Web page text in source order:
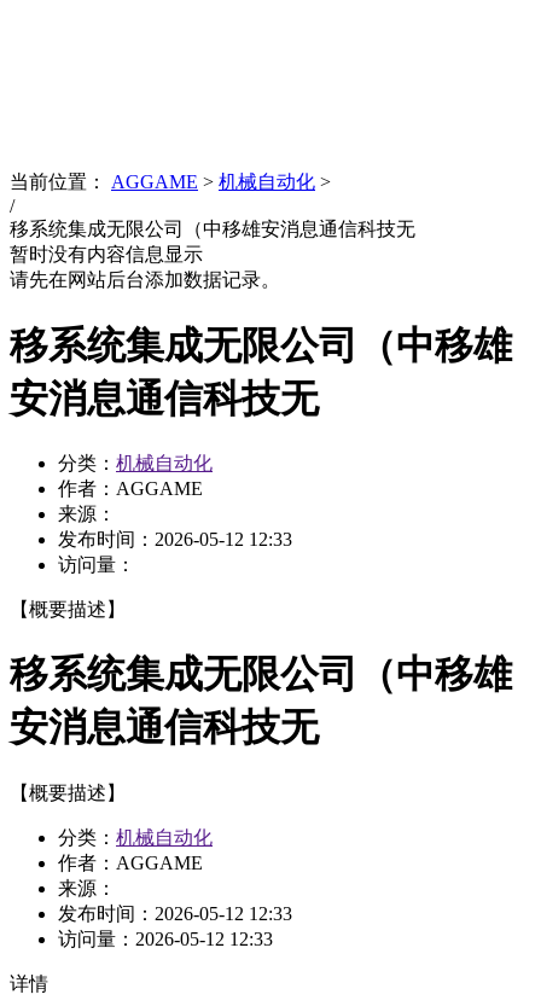
当前位置： AGGAME > 机械自动化 >
/
移系统集成无限公司（中移雄安消息通信科技无
暂时没有内容信息显示
请先在网站后台添加数据记录。
移系统集成无限公司（中移雄
安消息通信科技无
分类： 机械自动化
作者：AGGAME
来源：
发布时间： 2026-05-12 12:33
访问量：
【概要描述】
移系统集成无限公司（中移雄
安消息通信科技无
【概要描述】
分类： 机械自动化
作者：AGGAME
来源：
发布时间： 2026-05-12 12:33
访问量： 2026-05-12 12:33
详情